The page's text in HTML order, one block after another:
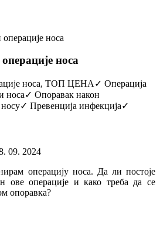
носа
носа
носа, ТОП ЦЕНА✓ Операција
носа✓ Опоравак након
Превенција инфекција✓
09. 2024
операцију носа. Да ли постоје
ове операције и како треба да се
опоравка?